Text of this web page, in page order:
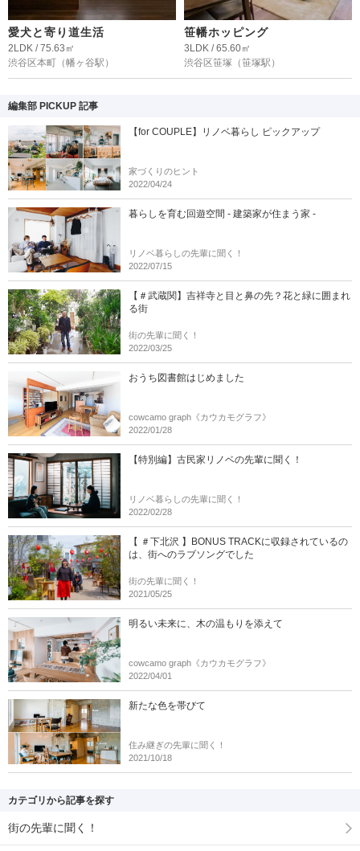
愛犬と寄り道生活
2LDK / 75.63㎡
渋谷区本町 （幡ヶ谷駅）
笹幡ホッピング
3LDK / 65.60㎡
渋谷区笹塚 （笹塚駅）
編集部 PICKUP 記事
【for COUPLE】リノベ暮らし ピックアップ
家づくりのヒント
2022/04/24
暮らしを育む回遊空間 - 建築家が住まう家 -
リノベ暮らしの先輩に聞く！
2022/07/15
【＃武蔵関】吉祥寺と目と鼻の先？花と緑に囲まれ
る街
街の先輩に聞く！
2022/03/25
おうち図書館はじめました
cowcamo graph《カウカモグラフ》
2022/01/28
【特別編】古民家リノベの先輩に聞く！
リノベ暮らしの先輩に聞く！
2022/02/28
【 ＃下北沢 】BONUS TRACKに収録されているの
は、街へのラブソングでした
街の先輩に聞く！
2021/05/25
明るい未来に、木の温もりを添えて
cowcamo graph《カウカモグラフ》
2022/04/01
新たな色を帯びて
住み継ぎの先輩に聞く！
2021/10/18
カテゴリから記事を探す
街の先輩に聞く！